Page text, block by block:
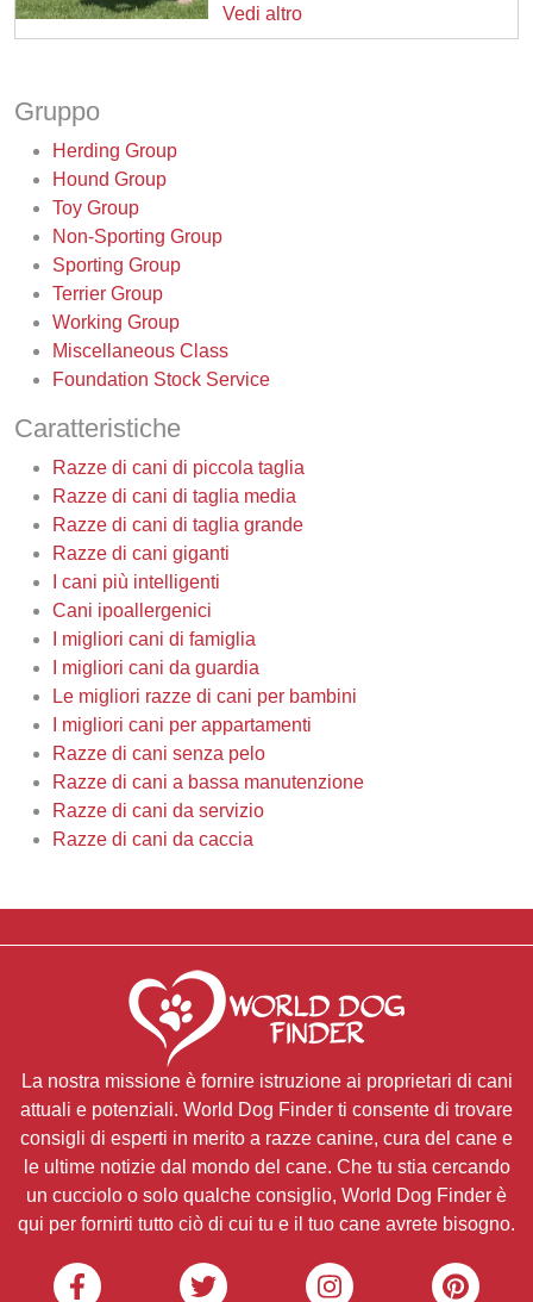
Vedi altro
Gruppo
Herding Group
Hound Group
Toy Group
Non-Sporting Group
Sporting Group
Terrier Group
Working Group
Miscellaneous Class
Foundation Stock Service
Caratteristiche
Razze di cani di piccola taglia
Razze di cani di taglia media
Razze di cani di taglia grande
Razze di cani giganti
I cani più intelligenti
Cani ipoallergenici
I migliori cani di famiglia
I migliori cani da guardia
Le migliori razze di cani per bambini
I migliori cani per appartamenti
Razze di cani senza pelo
Razze di cani a bassa manutenzione
Razze di cani da servizio
Razze di cani da caccia
La nostra missione è fornire istruzione ai proprietari di cani
attuali e potenziali. World Dog Finder ti consente di trovare
consigli di esperti in merito a razze canine, cura del cane e
le ultime notizie dal mondo del cane. Che tu stia cercando
un cucciolo o solo qualche consiglio, World Dog Finder è
qui per fornirti tutto ciò di cui tu e il tuo cane avrete bisogno.